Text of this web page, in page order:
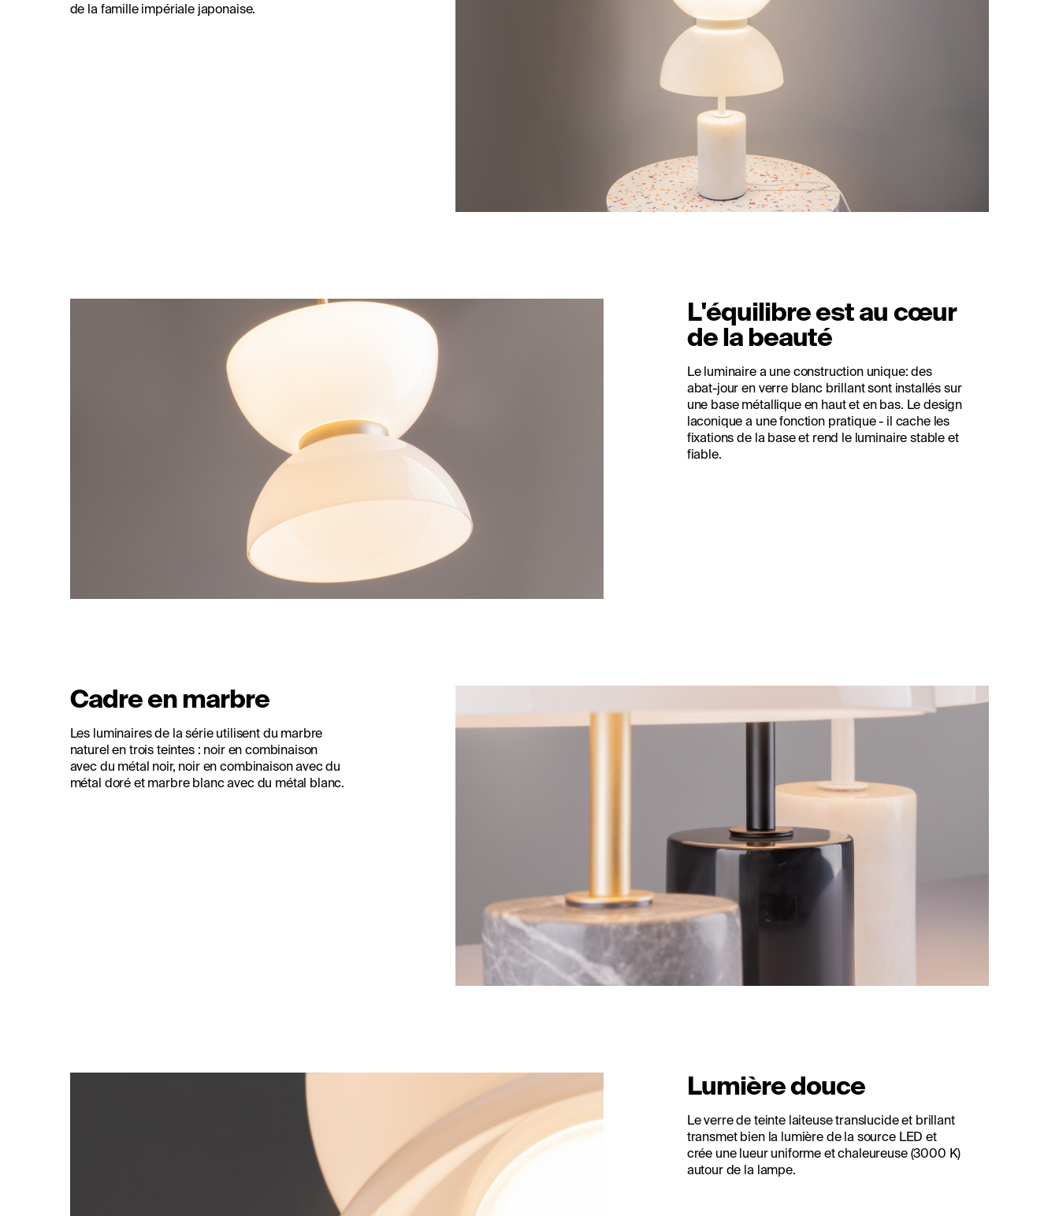
de la famille impériale japonaise.
L'équilibre est au cœur
de la beauté
Le luminaire a une construction unique: des
abat-jour en verre blanc brillant sont installés sur
une base métallique en haut et en bas. Le design
laconique a une fonction pratique - il cache les
fixations de la base et rend le luminaire stable et
fiable.
Cadre en marbre
Les luminaires de la série utilisent du marbre
naturel en trois teintes : noir en combinaison
avec du métal noir, noir en combinaison avec du
métal doré et marbre blanc avec du métal blanc.
Lumière douce
Le verre de teinte laiteuse translucide et brillant
transmet bien la lumière de la source LED et
crée une lueur uniforme et chaleureuse (3000 K)
autour de la lampe.